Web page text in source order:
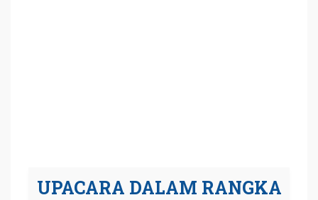
UPACARA DALAM RANGKA